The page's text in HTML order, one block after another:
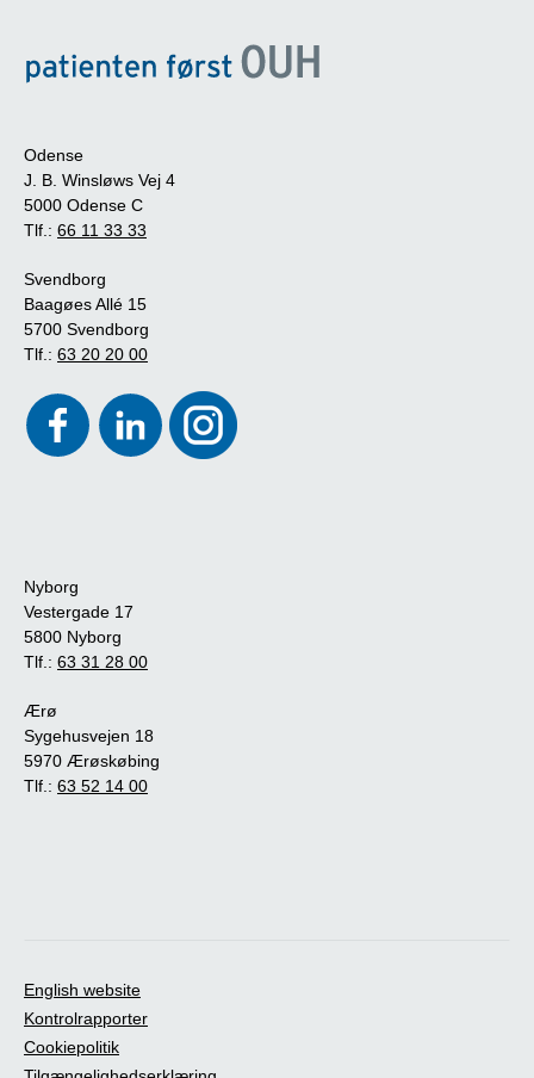
Odense
J. B. Winsløws Vej 4
5000 Odense C
Tlf.: 66 11 33 33
Svendborg
Baagøes Allé 15
5700 Svendborg
Tlf.: 63 20 20 00
Nyborg
Vestergade 17
5800 Nyborg
Tlf.: 63 31 28 00
Ærø
Sygehusvejen 18
5970 Ærøskøbing
Tlf.: 63 52 14 00
English website
Kontrolrapporter
Cookiepolitik